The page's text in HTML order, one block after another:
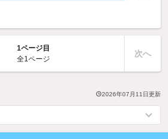
1ページ目
全1ページ
次へ
2026年07月11日更新